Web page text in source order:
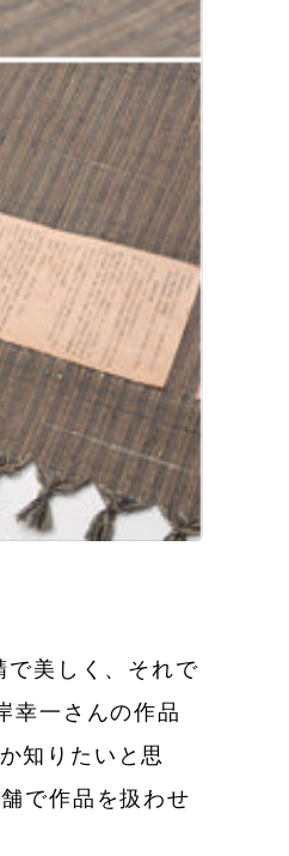
で美しく、それで
幸一さんの作品
知りたいと思
で作品を扱わせ